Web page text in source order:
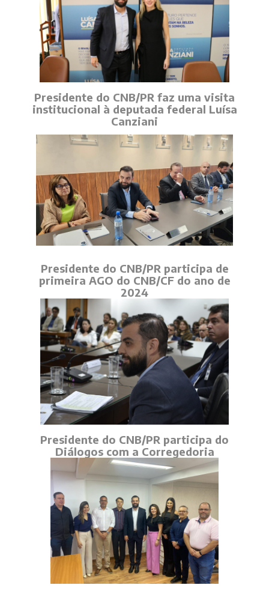
Presidente do CNB/PR faz uma visita
institucional à deputada federal Luísa
Canziani
Presidente do CNB/PR participa de
primeira AGO do CNB/CF do ano de
2024
Presidente do CNB/PR participa do
Diálogos com a Corregedoria